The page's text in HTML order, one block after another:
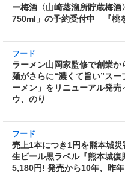
[2026/3/30
Amazon
用した「
酒〉超完
フード
ラーメン
味を再現
ープに!